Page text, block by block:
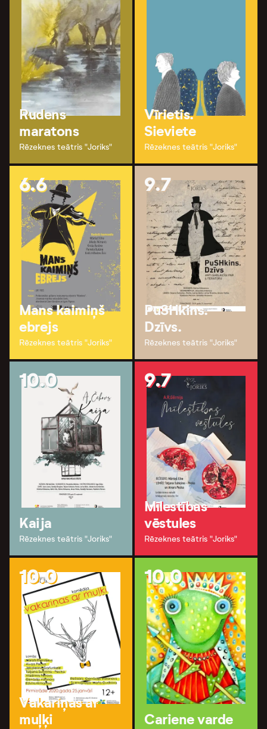
Rudens
maratons
Rēzeknes teātris "Joriks"
Vīrietis.
Sieviete
Rēzeknes teātris "Joriks"
6.6
Mans kaimiņš
ebrejs
Rēzeknes teātris "Joriks"
9.7
PuSHkins.
Dzīvs.
Rēzeknes teātris "Joriks"
10.0
Kaija
Rēzeknes teātris "Joriks"
9.7
Mīlestības
vēstules
Rēzeknes teātris "Joriks"
10.0
Vakariņas ar
muļķi
10.0
Cariene varde